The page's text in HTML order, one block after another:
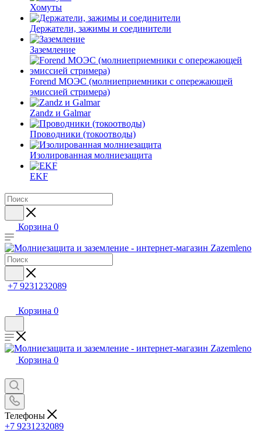
Хомуты
Держатели, зажимы и соединители
Заземление
Forend МОЭС (молниеприемники с опережающей
эмиссией стримера)
Zandz и Galmar
Проводники (токоотводы)
Изолированная молниезащита
EKF
Корзина 0
+7 9231232089
Корзина 0
Корзина 0
Телефоны
+7 9231232089